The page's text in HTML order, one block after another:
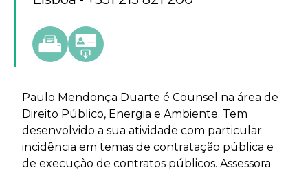
Paulo Mendonça Duarte é Counsel na área de
Direito Público, Energia e Ambiente. Tem
desenvolvido a sua atividade com particular
incidência em temas de contratação pública e
de execução de contratos públicos. Assessora